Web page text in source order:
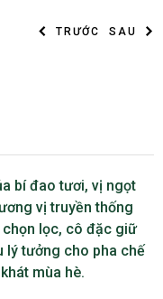
TRƯỚC SAU
bí đao tươi, vị ngọt
vị truyền thống
lọc, cô đặc giữ
lý tưởng cho pha chế
mùa hè.